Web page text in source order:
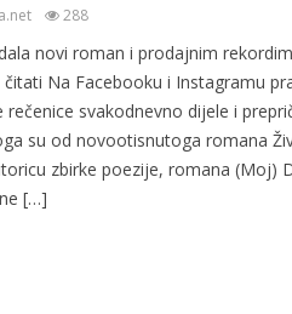
4. Oluja Jazz Fest donosi dvije večeri vrhunskog jazza
288
novi roman i prodajnim
Na Facebooku i Instagramu
rečenice svakodnevno dijele i
su od novootisnutoga romana
zbirke poezije, romana (Moj)
[…]